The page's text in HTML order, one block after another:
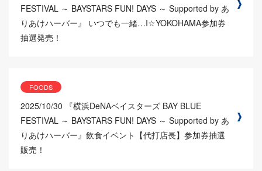
FESTIVAL ～ BAYSTARS FUN! DAYS ～ Supported by あ
りあけハーバー』 いつでも一緒…I☆YOKOHAMA参加券
抽選発売！
FOODS
2025/10/30
『横浜DeNAベイスターズ BAY BLUE
FESTIVAL ～ BAYSTARS FUN! DAYS ～ Supported by あ
りあけハーバー』飲食イベント【代打店長】参加券抽選
販売！